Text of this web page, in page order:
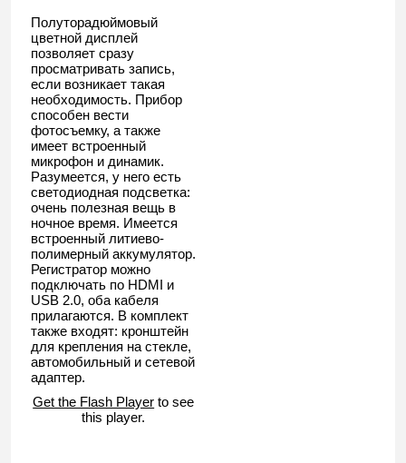
Полуторадюймовый
цветной дисплей
позволяет сразу
просматривать запись,
если возникает такая
необходимость. Прибор
способен вести
фотосъемку, а также
имеет встроенный
микрофон и динамик.
Разумеется, у него есть
светодиодная подсветка:
очень полезная вещь в
ночное время. Имеется
встроенный литиево-
полимерный аккумулятор.
Регистратор можно
подключать по HDMI и
USB 2.0, оба кабеля
прилагаются. В комплект
также входят: кронштейн
для крепления на стекле,
автомобильный и сетевой
адаптер.
Get the Flash Player to see
this player.